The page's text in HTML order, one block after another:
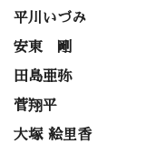
平川いづみ
安東 剛
田島亜弥
菅翔平
大塚 絵里香